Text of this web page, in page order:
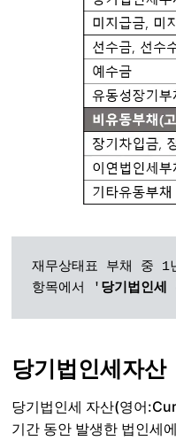
재무상태표 부채 중 1
항목에서 ' 당기법인세
당기법인세자산
당기법인세 자산(영어
기간 동안 발생한 법인세